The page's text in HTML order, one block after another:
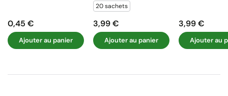
Prix
0,45 €
Ajouter au panier
20 sachets
Prix
3,99 €
Ajouter au panier
Prix
3,99 €
Ajouter au